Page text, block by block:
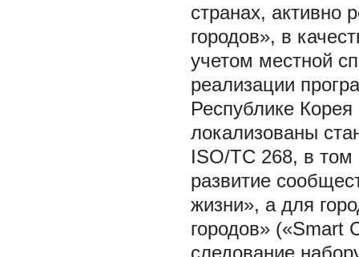
странах,
городов», в
учетом местной
реализации
Республике
локализованы
ISO/TC 268, в том
развитие
жизни», а для
городов» («Smart
следование